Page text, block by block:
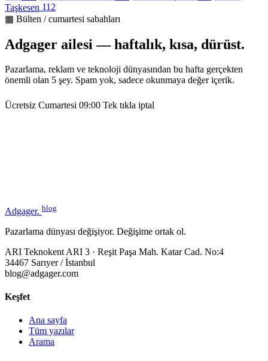
Taşkesen 112
▦ Bülten / cumartesi sabahları
Adgager ailesi — haftalık, kısa, dürüst.
Pazarlama, reklam ve teknoloji dünyasından bu hafta gerçekten
önemli olan 5 şey. Spam yok, sadece okunmaya değer içerik.
Ücretsiz Cumartesi 09:00 Tek tıkla iptal
Adgager. blog
Pazarlama dünyası değişiyor. Değişime ortak ol.
ARI Teknokent ARI 3 · Reşit Paşa Mah. Katar Cad. No:4
34467 Sarıyer / İstanbul
blog@adgager.com
Keşfet
Ana sayfa
Tüm yazılar
Arama